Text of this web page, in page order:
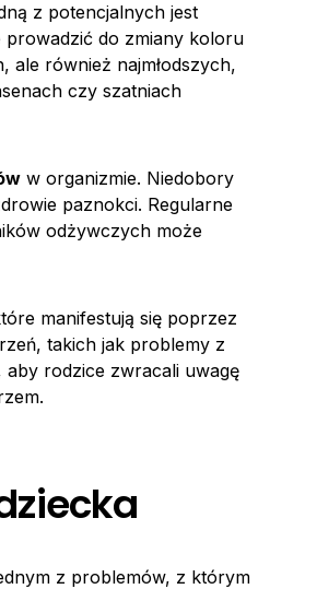
z potencjalnych jest
prowadzić do zmiany koloru
ale również najmłodszych,
czy szatniach
w organizmie. Niedobory
paznokci. Regularne
odżywczych może
manifestują się poprzez
takich jak problemy z
rodzice zwracali uwagę
z problemów, z którym